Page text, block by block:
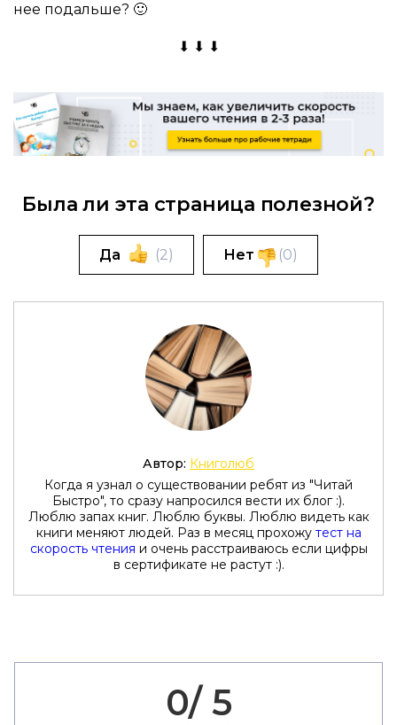
нее подальше? 🙂
⬇ ⬇ ⬇
Была ли эта страница полезной?
Да (2) Нет (0)
Автор: Книголюб
Когда я узнал о существовании ребят из "Читай
Быстро", то сразу напросился вести их блог :).
Люблю запах книг. Люблю буквы. Люблю видеть как
книги меняют людей. Раз в месяц прохожу тест на
скорость чтения и очень расстраиваюсь если цифры
в сертификате не растут :).
0/ 5